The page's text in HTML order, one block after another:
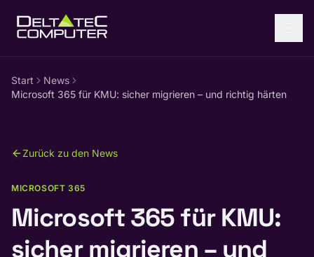
Start
News
Microsoft 365 für KMU: sicher migrieren – und richtig härten
Zurück zu den News
MICROSOFT 365
Microsoft 365 für KMU:
sicher migrieren – und